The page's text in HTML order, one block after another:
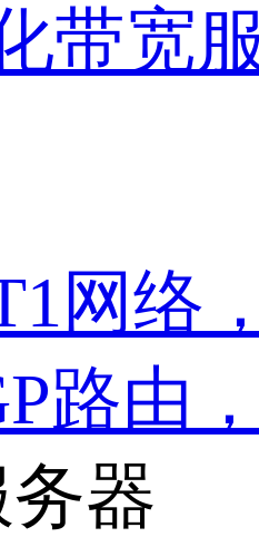
带宽
网络
路由
器